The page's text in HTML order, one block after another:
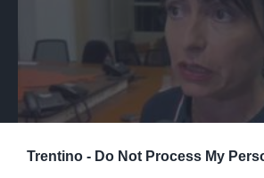
Trentino - Do Not Process My